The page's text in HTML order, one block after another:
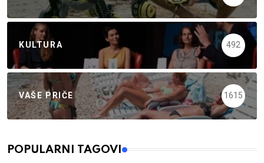
KULTURA 492
VAŠE PRIČE 1615
POPULARNI TAGOVI